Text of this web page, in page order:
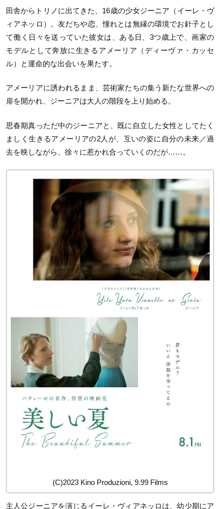
田舎からトリノに出てきた、16歳の少女ジーニア（イーレ・ヴ
ィアネッロ）。友だちや恋、憧れとは無縁の環境でお針子とし
て働く日々を送っていた彼女は、ある日、3つ歳上で、画家の
モデルとして奔放に生きるアメーリア（ディーヴァ・カッセ
ル）と運命的な出会いを果たす。
アメーリアに誘われるまま、芸術家たちの集う新たな世界への
扉を開かれ、ジーニアは大人の階段を上り始める。
思春期真っただ中のジーニアと、既に自立した女性としてたく
ましく生きるアメーリアの2人が、互いの姿に自分の未来／過
去を映しながら、徐々に惹かれ合っていくのだが……。
(C)2023 Kino Produzioni, 9.99 Films
主人公ジーニアを演じるイーレ・ヴィアネッロは、幼少期にア